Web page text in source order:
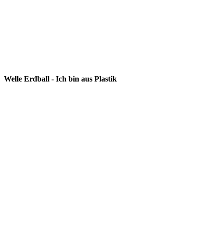
Welle Erdball - Ich bin aus Plastik